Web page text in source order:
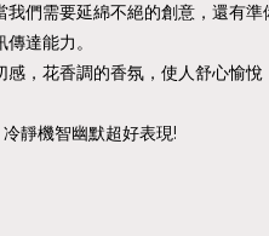
們需要延綿不絕的創意，還有
達能力。
，花香調的香氛，使人舒心愉悅
靜機智幽默超好表現!